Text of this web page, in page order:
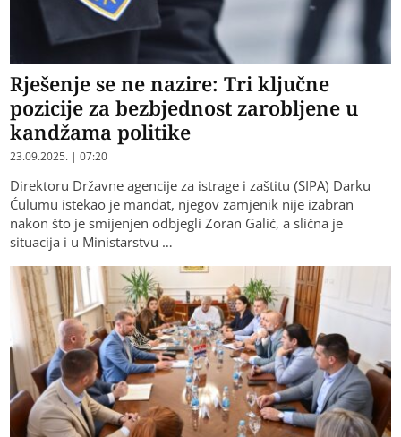
Rješenje se ne nazire: Tri ključne
pozicije za bezbjednost zarobljene u
kandžama politike
23.09.2025. | 07:20
Direktoru Državne agencije za istrage i zaštitu (SIPA) Darku
Ćulumu istekao je mandat, njegov zamjenik nije izabran
nakon što je smijenjen odbjegli Zoran Galić, a slična je
situacija i u Ministarstvu …